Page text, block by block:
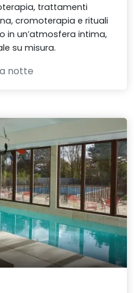
trattamenti
cromoterapia e rituali
in un’atmosfera intima,
su misura.
a notte